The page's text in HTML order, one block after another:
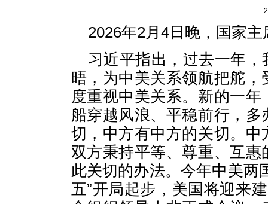
2026年2月4日晚，国家
习近平指出，过去一年
晤，为中美关系领航把舵
度重视中美关系。新的一
船穿越风浪、平稳前行，
切，中方有中方的关切。
双方秉持平等、尊重、互
此关切的办法。今年中美两
五”开局起步，美国将迎来